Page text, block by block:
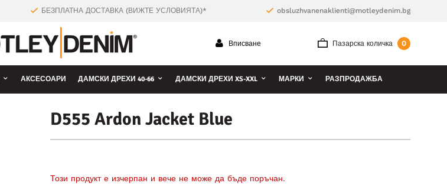
БЕЗПЛАТНА ДОСТАВКА (ВИЖТЕ УСЛОВИЯТА)* obsluzhvanenaklienti@motleydenim.bg
Пазарска количка 0
Вписване
АКСЕСОАРИ ДАМСКИ ДРЕХИ 40-66 ДАМСКИ ДРЕХИ XS-XXL МАРКИ РАЗПРОДАЖБА
D555 Ardon Jacket Blue
Този продукт е изчерпан и вече не може да бъде поръчан.